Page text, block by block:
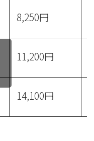
8,250円
11,200円
14,100円